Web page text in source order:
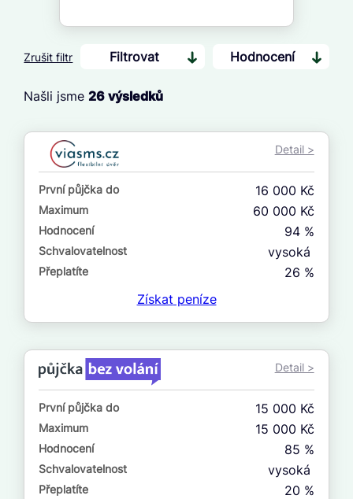
Zrušit filtr Filtrovat Hodnocení
Od
Do
První půjčka zdarma
–
ano
Ve zkušebce
ano
ne
V exekuci
ano
ne
Našli jsme26 výsledků
Detail >
První půjčka do 16 000 Kč
Maximum 60 000 Kč
Hodnocení 94 %
Schvalovatelnost vysoká
Přeplatíte
26 %
Získat peníze
Detail >
První půjčka do 15 000 Kč
Maximum 15 000 Kč
Hodnocení 85 %
Schvalovatelnost vysoká
Přeplatíte
20 %